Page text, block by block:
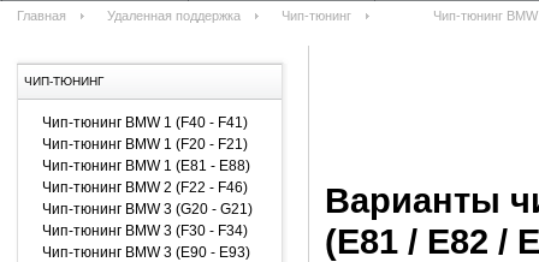
Главная Удаленная поддержка Чип-тюнинг Чип-тюнинг
ЧИП-ТЮНИНГ
Чип-тюнинг BMW 1 (F40 - F41)
Чип-тюнинг BMW 1 (F20 - F21)
Чип-тюнинг BMW 1 (E81 - E88)
Чип-тюнинг BMW 2 (F22 - F46)
Чип-тюнинг BMW 3 (G20 - G21)
Чип-тюнинг BMW 3 (F30 - F34)
Чип-тюнинг BMW 3 (E90 - E93)
Варианты
(E81 / E82 /